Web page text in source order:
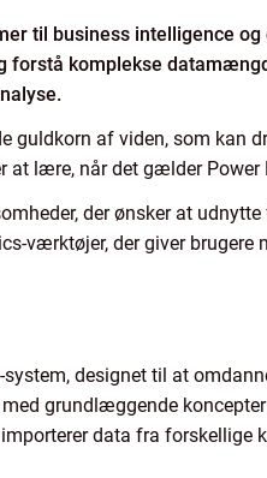
til business intelligence og
forstå komplekse
guldkorn af viden, som kan
at lære, når det gælder Power
der ønsker at
værktøjer, der giver brugere
designet til at
grundlæggende
data fra forskellige